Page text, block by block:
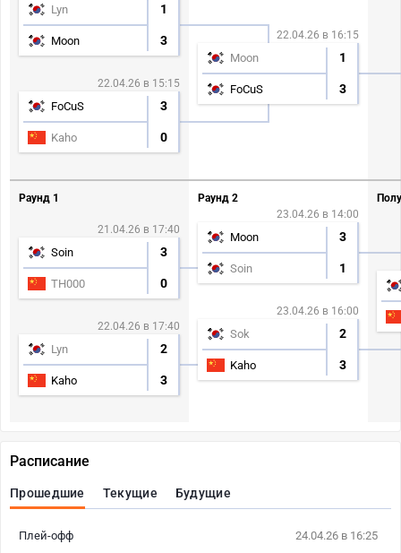
Lyn 1
Moon 3
22.04.26 в 15:15
FoCuS 3
Kaho 0
22.04.26 в 16:15
Moon 1
FoCuS 3
Раунд 1
21.04.26 в 17:40
Soin 3
TH000 0
22.04.26 в 17:40
Lyn 2
Kaho 3
Раунд 2
23.04.26 в 14:00
Moon 3
Soin 1
23.04.26 в 16:00
Sok 2
Kaho 3
Расписание
Прошедшие Текущие Будущие
24.04.26 в 16:25
Плей-офф